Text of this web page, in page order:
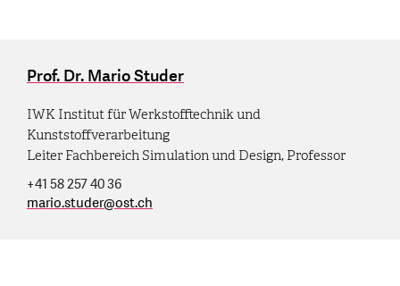
Prof. Dr. Mario Studer
IWK Institut für Werkstofftechnik und
Kunststoffverarbeitung
Leiter Fachbereich Simulation und Design, Professor
+41 58 257 40 36
mario.studer@ost.ch